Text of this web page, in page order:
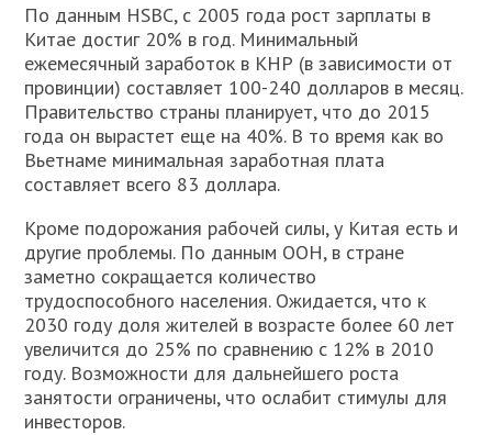
По данным HSBC, с 2005 года рост зарплаты в
Китае достиг 20% в год. Минимальный
ежемесячный заработок в КНР (в зависимости от
провинции) составляет 100-240 долларов в месяц.
Правительство страны планирует, что до 2015
года он вырастет еще на 40%. В то время как во
Вьетнаме минимальная заработная плата
составляет всего 83 доллара.
Кроме подорожания рабочей силы, у Китая есть и
другие проблемы. По данным ООН, в стране
заметно сокращается количество
трудоспособного населения. Ожидается, что к
2030 году доля жителей в возрасте более 60 лет
увеличится до 25% по сравнению с 12% в 2010
году. Возможности для дальнейшего роста
занятости ограничены, что ослабит стимулы для
инвесторов.